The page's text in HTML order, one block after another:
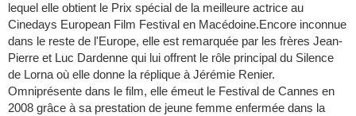
lequel elle obtient le Prix spécial de la meilleure actrice au
Cinedays European Film Festival en Macédoine.Encore inconnue
dans le reste de l'Europe, elle est remarquée par les frères Jean-
Pierre et Luc Dardenne qui lui offrent le rôle principal du Silence
de Lorna où elle donne la réplique à Jérémie Renier.
Omniprésente dans le film, elle émeut le Festival de Cannes en
2008 grâce à sa prestation de jeune femme enfermée dans la